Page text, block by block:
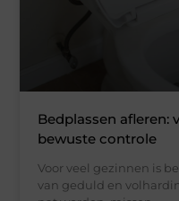
Bedplassen afleren:
bewuste controle
Voor veel gezinnen is
van geduld en